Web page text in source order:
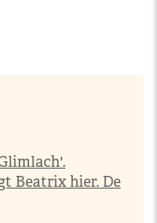
Beatrix hier. De